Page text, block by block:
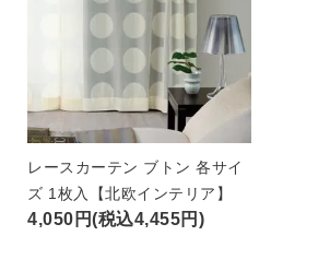
レースカーテン ブトン 各サイ
ズ 1枚入【北欧インテリア】
4,050円(税込4,455円)